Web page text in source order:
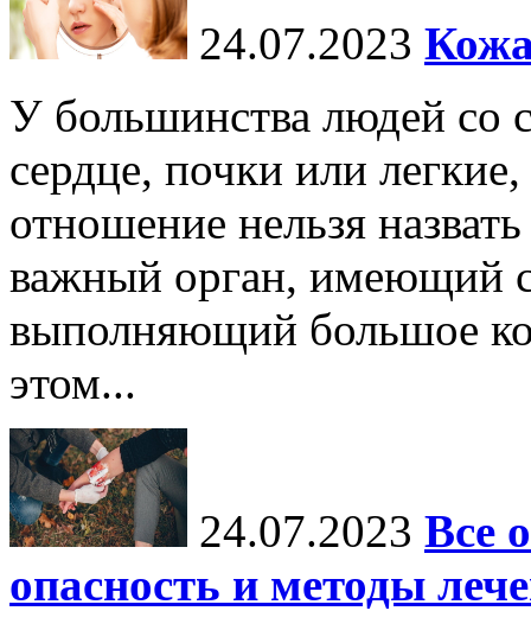
24.07.2023
У большинства людей со
сердце, почки или
отношение нельзя
важный орган, имеющий
выполняющий большое
этом...
24.07.2023 Все
опасность и методы